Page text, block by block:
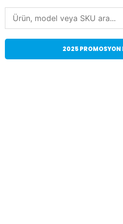
2025 PROMOSYON